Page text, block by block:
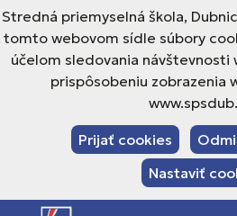
Stredná priemyselná škola,
tomto webovom sídle súbory
účelom sledovania návštevnosti
prispôsobeniu zobrazenia
Prijať cookies
Nastaviť